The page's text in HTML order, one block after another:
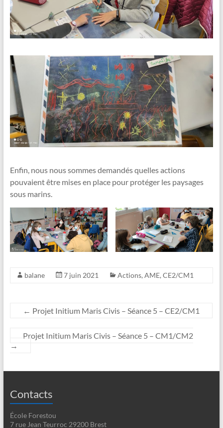
Enfin, nous nous sommes demandés quelles actions
pouvaient être mises en place pour protéger les paysages
sous marins.
balane 7 juin 2021 Actions, AME, CE2/CM1
← Projet Initium Maris Civis – Séance 5 – CE2/CM1
Projet Initium Maris Civis – Séance 5 – CM1/CM2
→
Contacts
École Forestou
7 rue Jean Teurroc 29200 Brest